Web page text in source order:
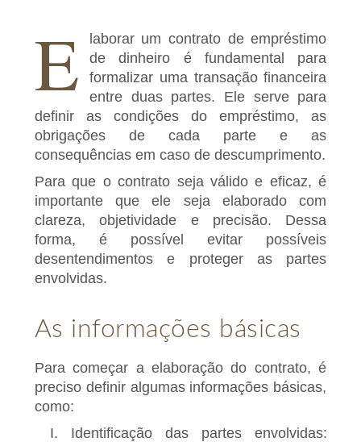
E
laborar um contrato de empréstimo
de dinheiro é fundamental para
formalizar uma transação financeira
entre duas partes. Ele serve para
definir as condições do empréstimo, as
obrigações de cada parte e as
consequências em caso de descumprimento.
Para que o contrato seja válido e eficaz, é
importante que ele seja elaborado com
clareza, objetividade e precisão. Dessa
forma, é possível evitar possíveis
desentendimentos e proteger as partes
envolvidas.
As informações básicas
Para começar a elaboração do contrato, é
preciso definir algumas informações básicas,
como:
I. Identificação das partes envolvidas: